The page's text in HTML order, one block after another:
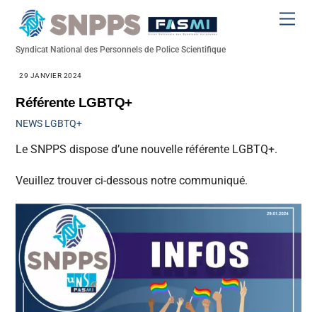
Syndicat National des Personnels de Police Scientifique
29 JANVIER 2024
Référente LGBTQ+
NEWS LGBTQ+
Le SNPPS dispose d’une nouvelle référente LGBTQ+.
Veuillez trouver ci-dessous notre communiqué.